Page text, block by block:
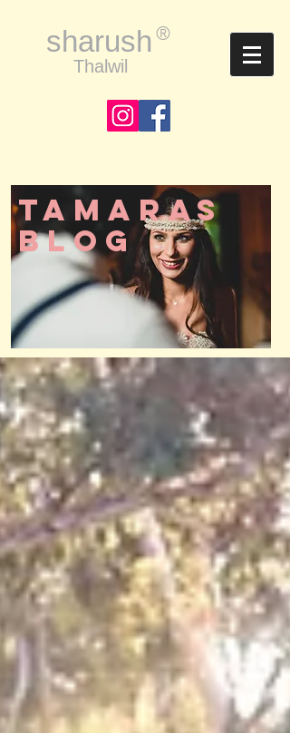
Thalwil
sharush ®
Tamaras
BLOG